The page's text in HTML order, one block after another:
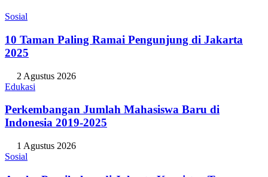
Sosial
10 Taman Paling Ramai Pengunjung di Jakarta
2025
2 Agustus 2026
Edukasi
Perkembangan Jumlah Mahasiswa Baru di
Indonesia 2019-2025
1 Agustus 2026
Sosial